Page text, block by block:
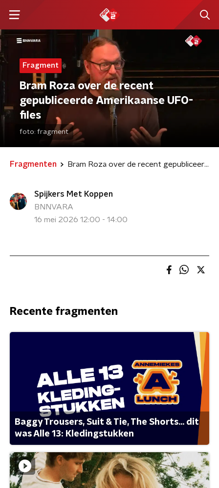
Fragment
Bram Roza over de recent
gepubliceerde Amerikaanse UFO-
files
foto: fragment
Fragmenten Bram Roza over de recent gepubliceerde Amerikaanse UFO-files
Spijkers Met Koppen
BNNVARA
16 mei 2026 12:00 - 14:00
Recente fragmenten
Baggy Trousers, Suit & Tie, The Shorts... dit
was Alle 13: Kledingstukken